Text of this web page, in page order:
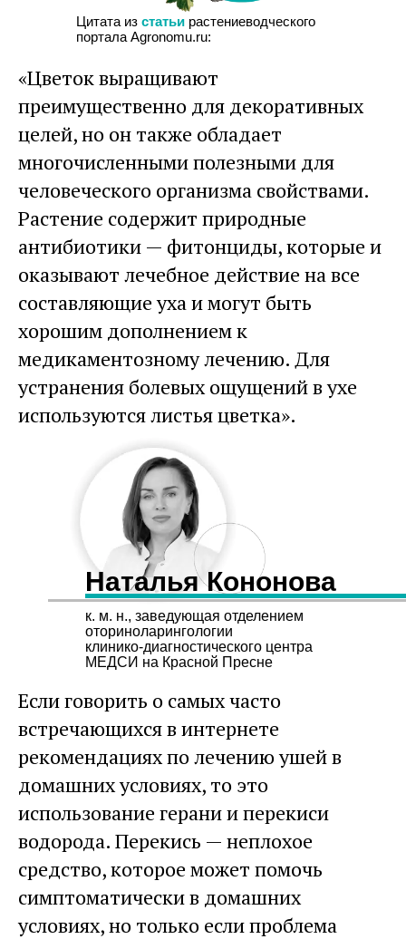
Цитата из статьи растениеводческого
портала Agronomu.ru:
«Цветок выращивают
преимущественно для декоративных
целей, но он также обладает
многочисленными полезными для
человеческого организма свойствами.
Растение содержит природные
антибиотики — фитонциды, которые и
оказывают лечебное действие на все
составляющие уха и могут быть
хорошим дополнением к
медикаментозному лечению. Для
устранения болевых ощущений в ухе
используются листья цветка».
Наталья Кононова
к. м. н., заведующая отделением
оториноларингологии
клинико-диагностического центра
МЕДСИ на Красной Пресне
Если говорить о самых часто
встречающихся в интернете
рекомендациях по лечению ушей в
домашних условиях, то это
использование герани и перекиси
водорода. Перекись — неплохое
средство, которое может помочь
симптоматически в домашних
условиях, но только если проблема